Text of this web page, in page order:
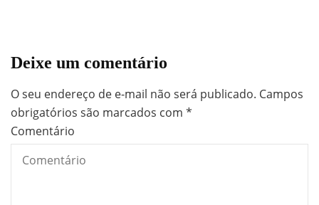
Deixe um comentário
O seu endereço de e-mail não será publicado. Campos
obrigatórios são marcados com *
Comentário